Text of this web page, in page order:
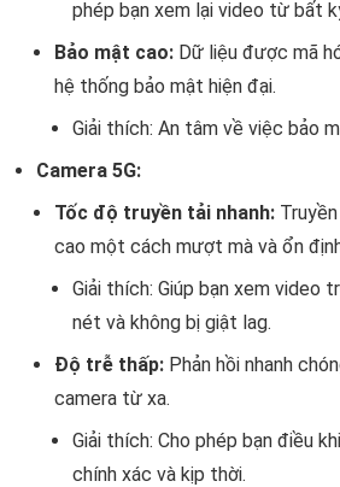
phép bạn xem lại video từ bất
Bảo mật cao: Dữ liệu được mã
hệ thống bảo mật hiện đại.
Giải thích: An tâm về việc bảo
Camera 5G:
Tốc độ truyền tải nhanh:
cao một cách mượt mà và ổn
Giải thích: Giúp bạn xem video
nét và không bị giật lag.
Độ trễ thấp: Phản hồi nhanh
camera từ xa.
Giải thích: Cho phép bạn điều
chính xác và kịp thời.